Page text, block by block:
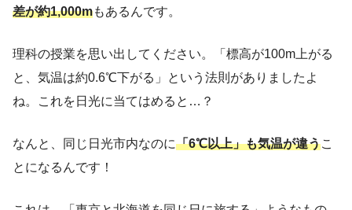
差が約1,000mもあるんです。
理科の授業を思い出してください。「標高が100m上がる
と、気温は約0.6℃下がる」という法則がありましたよ
ね。これを日光に当てはめると…？
なんと、同じ日光市内なのに「6℃以上」も気温が違うこ
とになるんです！